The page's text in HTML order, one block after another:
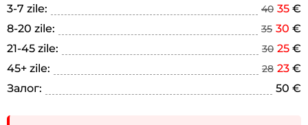
3-7 zile:
40 35 €
8-20 zile:
35 30 €
21-45 zile:
30 25 €
45+ zile:
28 23 €
Залог:
50 €